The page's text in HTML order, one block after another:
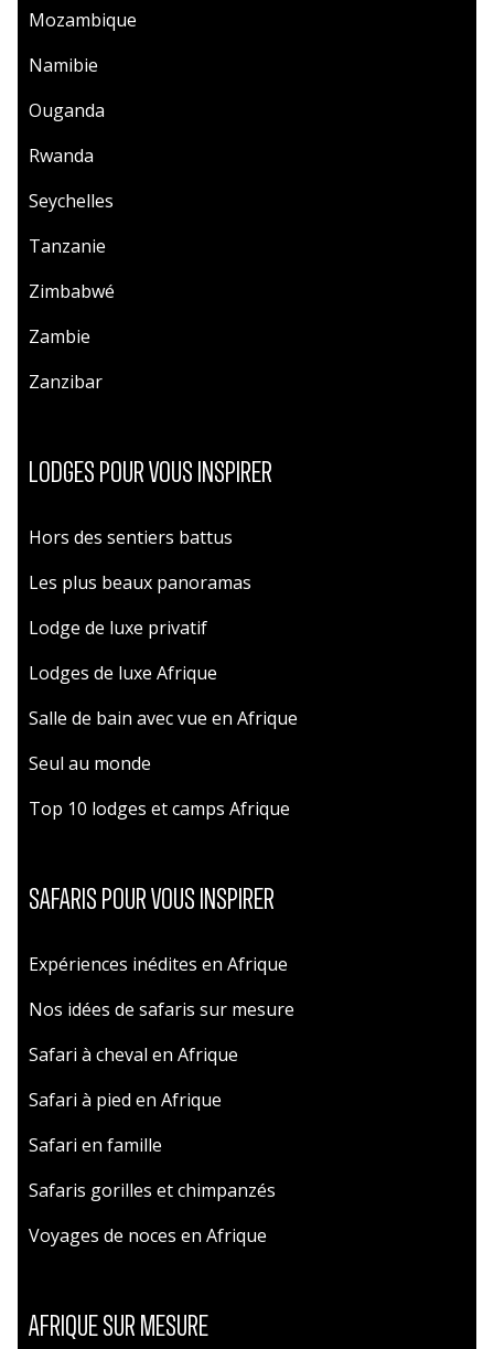
Mozambique
Namibie
Ouganda
Rwanda
Seychelles
Tanzanie
Zimbabwé
Zambie
Zanzibar
LODGES POUR VOUS INSPIRER
Hors des sentiers battus
Les plus beaux panoramas
Lodge de luxe privatif
Lodges de luxe Afrique
Salle de bain avec vue en Afrique
Seul au monde
Top 10 lodges et camps Afrique
SAFARIS POUR VOUS INSPIRER
Expériences inédites en Afrique
Nos idées de safaris sur mesure
Safari à cheval en Afrique
Safari à pied en Afrique
Safari en famille
Safaris gorilles et chimpanzés
Voyages de noces en Afrique
AFRIQUE SUR MESURE